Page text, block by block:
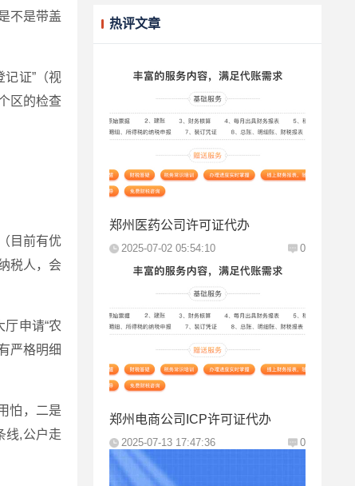
不是带盖
证”（视
区的检查
目前有优
税人，会
申请“农
严格明细
怕，二是
线,公户走
热评文章
郑州医药公司许可证代办
2025-07-02 05:54:10 0
郑州电商公司ICP许可证代办
2025-07-13 17:47:36 0